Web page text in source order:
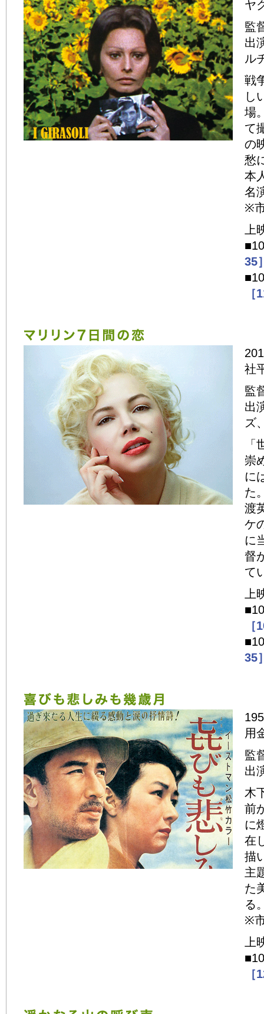
ヤ
監
出
ル
戦
し
場
て
の
愁
本
名
※
上
35
［
社
監
出
ズ
崇
に
た
渡
ケ
に
督
て
上
［
35
用
監
出
木
前
に
在
描
主
た
る
※
上
［